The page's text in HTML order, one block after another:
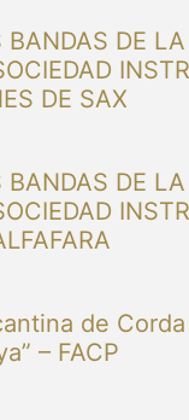
BANDAS DE
DE SAX
BANDAS DE
de
– FACP